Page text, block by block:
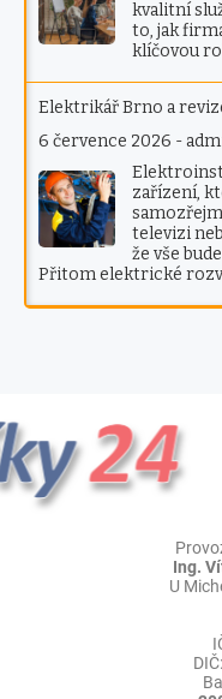
kvalitní
to, jak
klíčovou
Elektrikář Brno a
6 července 2026 -
zařízení,
televizi
že vše
Přitom elektrické
Ing.
U
DIČ: